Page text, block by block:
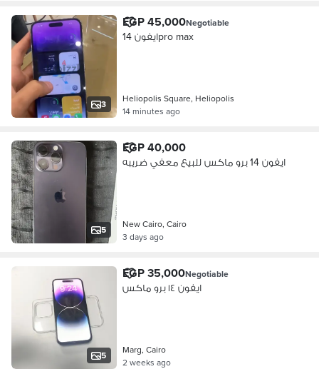
3
EGP 45,000Negotiable
ايفون 14pro max
Heliopolis Square, Heliopolis
14 minutes ago
5
EGP 40,000
ايفون 14 برو ماكس للبيع معفي ضريبه
New Cairo, Cairo
3 days ago
5
EGP 35,000Negotiable
ايفون ١٤ برو ماكس
Marg, Cairo
2 weeks ago